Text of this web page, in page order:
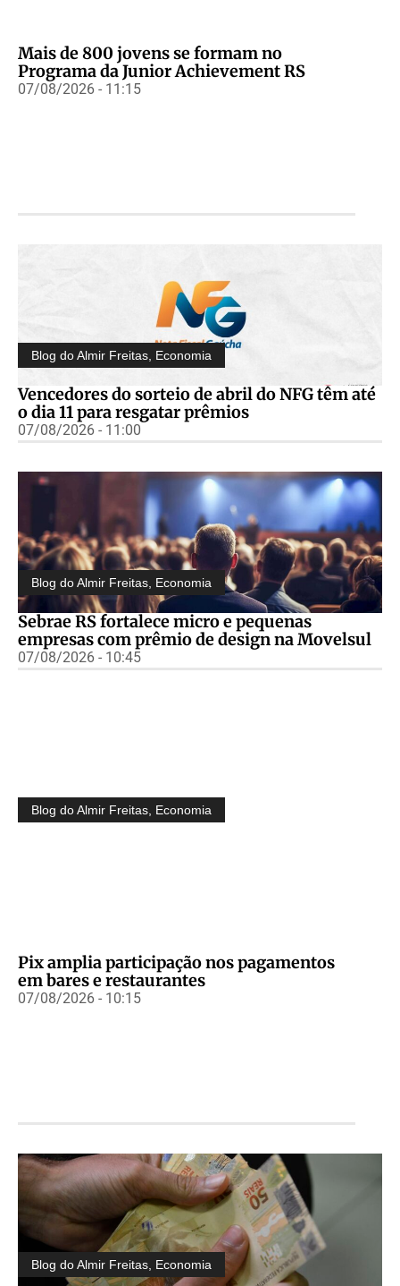
Mais de 800 jovens se formam no
Programa da Junior Achievement RS
07/08/2026 - 11:15
Blog do Almir Freitas Economia
Vencedores do sorteio de abril do NFG têm até
o dia 11 para resgatar prêmios
07/08/2026 - 11:00
Blog do Almir Freitas Economia
Sebrae RS fortalece micro e pequenas
empresas com prêmio de design na Movelsul
07/08/2026 - 10:45
Blog do Almir Freitas Economia
Pix amplia participação nos pagamentos
em bares e restaurantes
07/08/2026 - 10:15
Blog do Almir Freitas Economia